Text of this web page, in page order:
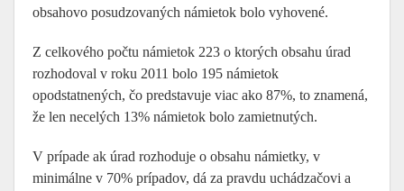
obsahovo posudzovaných námietok bolo vyhovené.
Z celkového počtu námietok 223 o ktorých obsahu úrad
rozhodoval v roku 2011 bolo 195 námietok
opodstatnených, čo predstavuje viac ako 87%, to znamená,
že len necelých 13% námietok bolo zamietnutých.
V prípade ak úrad rozhoduje o obsahu námietky, v
minimálne v 70% prípadov, dá za pravdu uchádzačovi a